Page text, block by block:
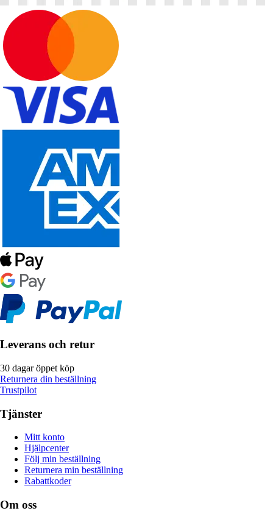
Leverans och retur
30 dagar öppet köp
Returnera din beställning
Trustpilot
Tjänster
Mitt konto
Hjälpcenter
Följ min beställning
Returnera min beställning
Rabattkoder
Om oss